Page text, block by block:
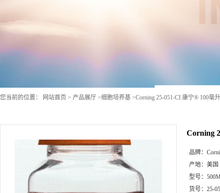
您当前的位置： 网站首页 > 产品展厅 >细胞培养基 >Corning 25-051-CI 康宁® 100毫
Corning
品牌：
产地： 美国
型号：
货号： 25-